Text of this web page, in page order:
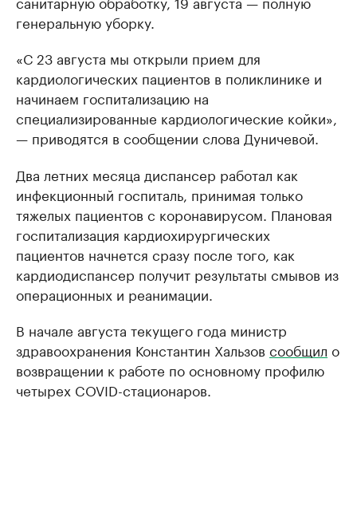
генеральную уборку.
«С 23 августа мы открыли прием для
кардиологических пациентов в поликлинике и
начинаем госпитализацию на
специализированные кардиологические койки»,
— приводятся в сообщении слова Дуничевой.
Два летних месяца диспансер работал как
инфекционный госпиталь, принимая только
тяжелых пациентов с коронавирусом. Плановая
госпитализация кардиохирургических
пациентов начнется сразу после того, как
кардиодиспансер получит результаты смывов из
операционных и реанимации.
В начале августа текущего года министр
здравоохранения Константин Хальзов сообщил о
возвращении к работе по основному профилю
четырех COVID-стационаров.